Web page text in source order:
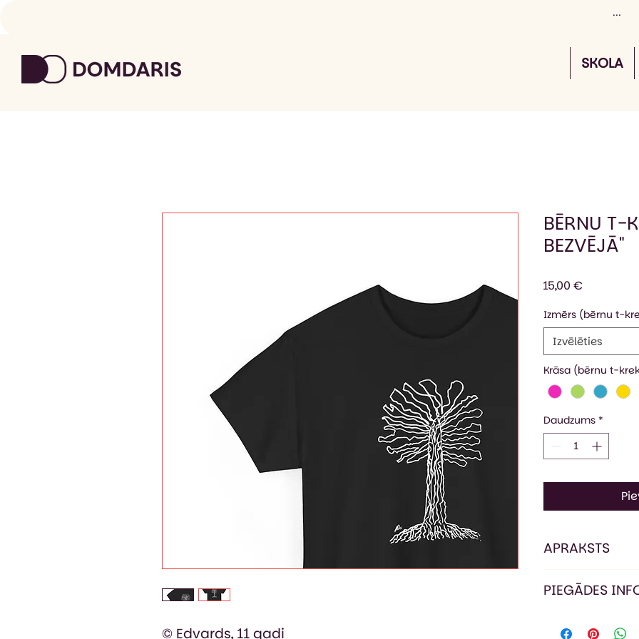
SKOLA
© Edvards, 11 gadi
BĒRNU T-
BEZVĒJĀ"
15,00 €
Izmērs (bērnu t-
Izvēlēties
Krāsa (bērnu t-
Daudzums *
APRAKSTS
kakla
etiķetes.
PIEGĀDES
piegāde ir 1-3